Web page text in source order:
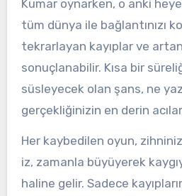
Kumar oynarken, o anki
tüm dünya ile bağlantınızı
tekrarlayan kayıplar ve
sonuçlanabilir. Kısa bir
süsleyecek olan şans, ne
gerçekliğinizin en derin
Her kaybedilen oyun,
iz, zamanla büyüyerek
haline gelir. Sadece